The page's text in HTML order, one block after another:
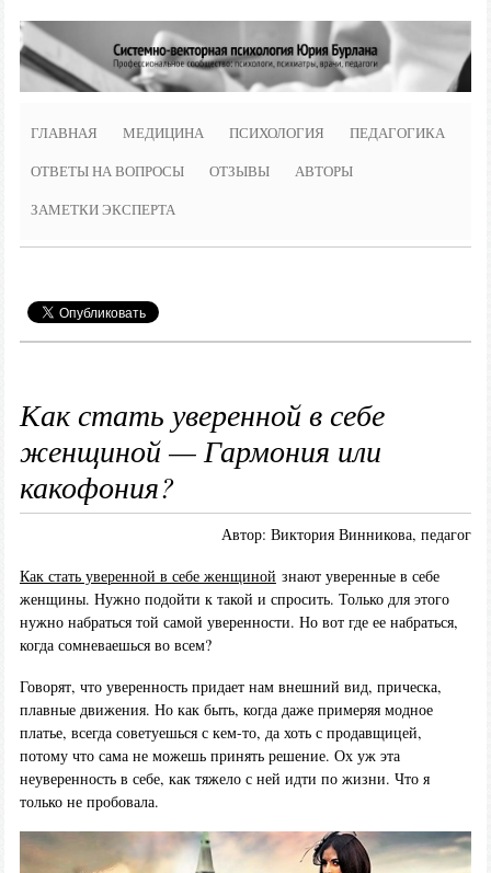
ГЛАВНАЯ МЕДИЦИНА ПСИХОЛОГИЯ ПЕДАГОГИКА
ОТВЕТЫ НА ВОПРОСЫ ОТЗЫВЫ АВТОРЫ
ЗАМЕТКИ ЭКСПЕРТА
Как стать уверенной в себе
женщиной — Гармония или
какофония?
Автор: Виктория Винникова, педагог
Как стать уверенной в себе женщиной знают уверенные в себе
женщины. Нужно подойти к такой и спросить. Только для этого
нужно набраться той самой уверенности. Но вот где ее набраться,
когда сомневаешься во всем?
Говорят, что уверенность придает нам внешний вид, прическа,
плавные движения. Но как быть, когда даже примеряя модное
платье, всегда советуешься с кем-то, да хоть с продавщицей,
потому что сама не можешь принять решение. Ох уж эта
неуверенность в себе, как тяжело с ней идти по жизни. Что я
только не пробовала.